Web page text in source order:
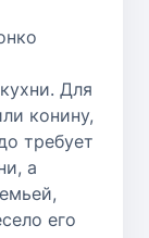
Для
конину,
требует
а
его